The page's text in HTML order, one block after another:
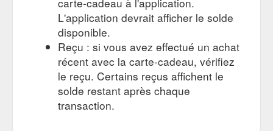
L'application devrait afficher le solde
disponible.
Reçu : si vous avez effectué un achat
récent avec la carte-cadeau, vérifiez
le reçu. Certains reçus affichent le
solde restant après chaque
transaction.